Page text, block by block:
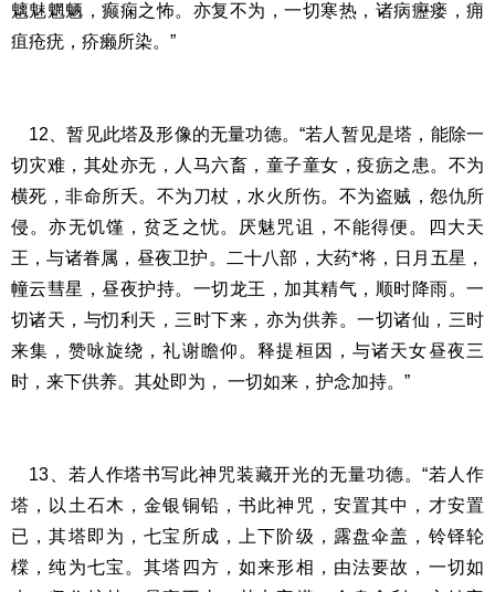
魑魅魍魉，癫痫之怖。亦复不为，一切寒热，诸病癧瘘，痈
疽疮疣，疥癞所染。”
12、暂见此塔及形像的无量功德。“若人暂见是塔，能除一
切灾难，其处亦无，人马六畜，童子童女，疫疬之患。不为
横死，非命所夭。不为刀杖，水火所伤。不为盗贼，怨仇所
侵。亦无饥馑，贫乏之忧。厌魅咒诅，不能得便。四大天
王，与诸眷属，昼夜卫护。二十八部，大药*将，日月五星，
幢云彗星，昼夜护持。一切龙王，加其精气，顺时降雨。一
切诸天，与忉利天，三时下来，亦为供养。一切诸仙，三时
来集，赞咏旋绕，礼谢瞻仰。释提桓因，与诸天女昼夜三
时，来下供养。其处即为， 一切如来，护念加持。”
13、若人作塔书写此神咒装藏开光的无量功德。“若人作
塔，以土石木，金银铜铅，书此神咒，安置其中，才安置
已，其塔即为，七宝所成，上下阶级，露盘伞盖，铃铎轮
橖，纯为七宝。其塔四方，如来形相，由法要故，一切如